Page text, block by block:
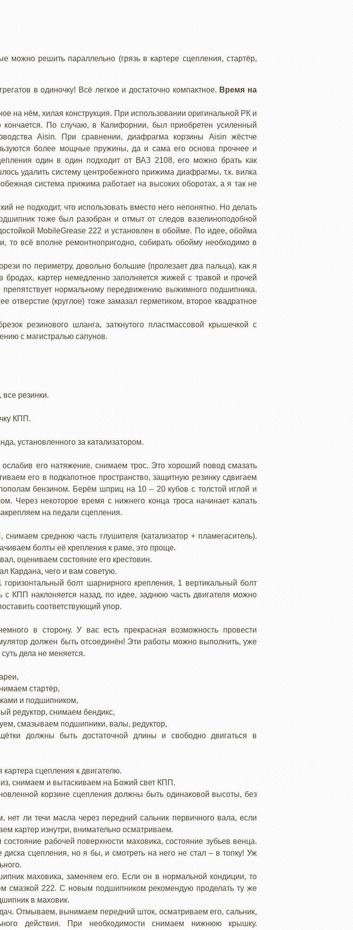
можно решить параллельно (грязь в картере сцепления, стартёр,
в одиночку! Всё легкое и достаточно компактное. Время на
на нём, хилая конструкция. При использовании оригинальной РК и
кончается. По случаю, в Калифорнии, был приобретен усиленный
Aisin. При сравнении, диафрагма корзины Aisin жёстче
более мощные пружины, да и сама его основа прочнее и
один в один подходит от ВАЗ 2108, его можно брать как
удалить систему центробежного прижима диафрагмы, т.к. вилка
система прижима работает на высоких оборотах, а я так не
не подходит, что использовать вместо него непонятно. Но делать
тоже был разобран и отмыт от следов вазелиноподобной
MobileGrease 222 и установлен в обойме. По идее, обойма
то всё вполне ремонтнопригодно, собирать обойму необходимо в
по периметру, довольно большие (пролезает два пальца), как я
картер немедленно заполняется жижей с травой и прочей
нормальному передвижению выжимного подшипника.
отверстие (круглое) тоже замазал герметиком, второе квадратное
резинового шланга, заткнутого пластмассовой крышечкой с
с магистралью сапунов.
резинки.
КПП.
установленного за катализатором.
его натяжение, снимаем трос. Это хороший повод смазать
его в подкапотное пространство, защитную резинку сдвигаем
бензином. Берём шприц на 10 – 20 кубов с толстой иглой и
Через некоторое время с нижнего конца троса начинает капать
на педали сцепления.
среднюю часть глушителя (катализатор + пламегаситель).
болты её крепления к раме, это проще.
оцениваем состояние его крестовин.
Кардана, чего и вам советую.
болт шарнирного крепления, 1 вертикальный болт
КПП наклоняется назад, по идее, заднюю часть двигателя можно
соответствующий упор.
в сторону. У вас есть прекрасная возможность провести
должен быть отсоединён! Эти работы можно выполнить, уже
дела не меняется.
стартёр,
и подшипником,
редуктор, снимаем бендикс,
смазываем подшипники, валы, редуктор,
должны быть достаточной длины и свободно двигаться в
сцепления к двигателю.
снимаем и вытаскиваем на Божий свет КПП.
корзине сцепления должны быть одинаковой высоты, без
ли течи масла через передний сальник первичного вала, если
картер изнутри, внимательно осматриваем.
рабочей поверхности маховика, состояние зубьев венца.
сцепления, но я бы, и смотреть на него не стал – в топку! Уж
маховика, заменяем его. Если он в нормальной кондиции, то
смазкой 222. С новым подшипником рекомендую проделать ту же
в маховик.
Отмываем, вынимаем передний шток, осматриваем его, сальник,
действия. При необходимости снимаем нижнюю крышку.